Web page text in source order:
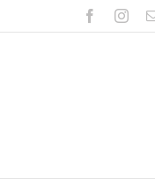
to
facebook